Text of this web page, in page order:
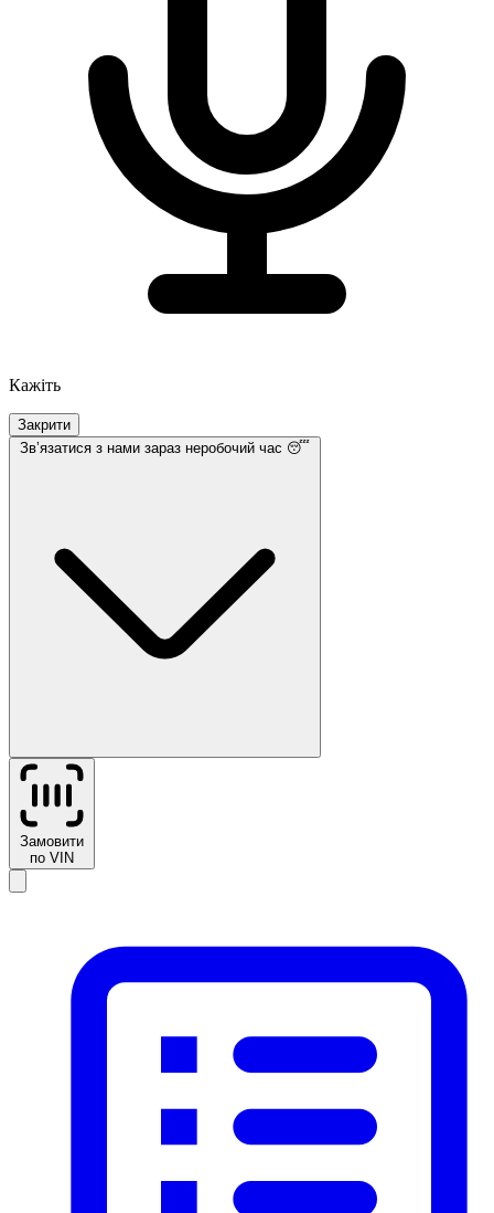
Кажіть
Закрити
Звʼязатися з нами зараз неробочий час 😴
Замовити
по VIN